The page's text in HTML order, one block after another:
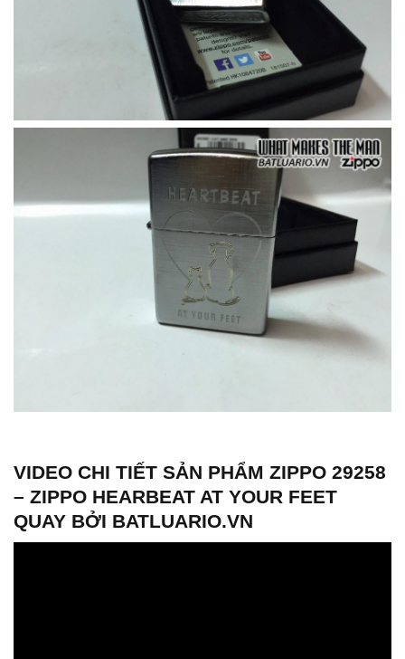
VIDEO CHI TIẾT SẢN PHẨM ZIPPO 29258
– ZIPPO HEARBEAT AT YOUR FEET
QUAY BỞI BATLUARIO.VN